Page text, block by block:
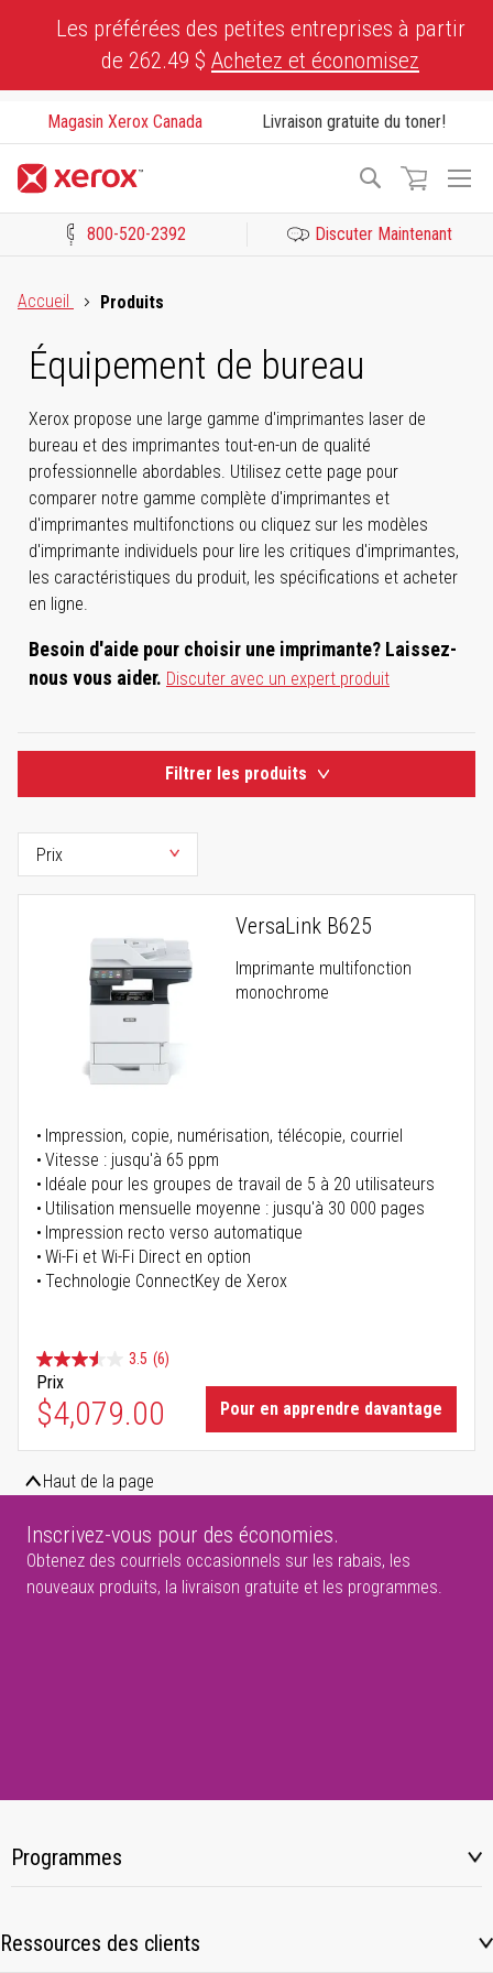
Les préférées des petites entreprises à partir
de 262.49 $ Achetez et économisez
Magasin Xerox Canada Livraison gratuite du toner!
Recherche
800-520-2392 Discuter Maintenant
Accueil
Produits
Équipement de bureau
Xerox propose une large gamme d'imprimantes laser de
bureau et des imprimantes tout-en-un de qualité
professionnelle abordables. Utilisez cette page pour
comparer notre gamme complète d'imprimantes et
d'imprimantes multifonctions ou cliquez sur les modèles
d'imprimante individuels pour lire les critiques d'imprimantes,
les caractéristiques du produit, les spécifications et acheter
en ligne.
Besoin d'aide pour choisir une imprimante? Laissez-
nous vous aider. Discuter avec un expert produit
Filtrer les produits
VersaLink B625
Imprimante multifonction
monochrome
Impression, copie, numérisation, télécopie, courriel
Vitesse : jusqu'à 65 ppm
Idéale pour les groupes de travail de 5 à 20 utilisateurs
Utilisation mensuelle moyenne : jusqu'à 30 000 pages
Impression recto verso automatique
Wi-Fi et Wi-Fi Direct en option
Technologie ConnectKey de Xerox
3.5 (6)
Prix
$4,079.00 Pour en apprendre davantage
Haut de la page
Inscrivez-vous pour des économies.
Obtenez des courriels occasionnels sur les rabais, les
nouveaux produits, la livraison gratuite et les programmes.
Programmes
Ressources des clients